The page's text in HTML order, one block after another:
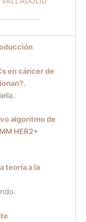
en cáncer de
algoritmo de
HER2+
teoría a la